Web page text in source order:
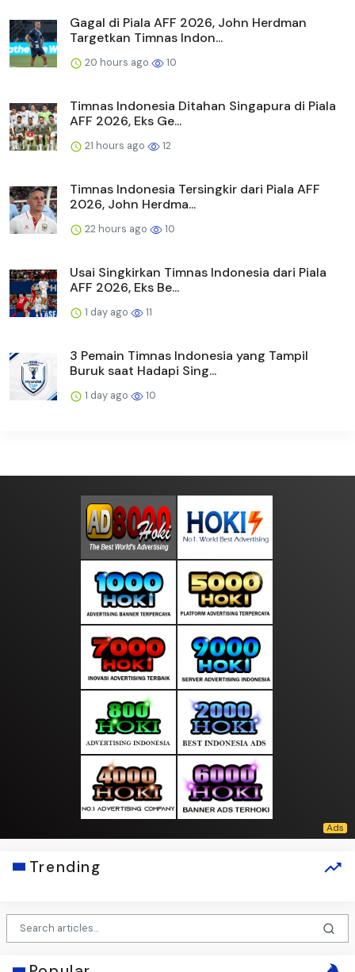
Gagal di Piala AFF 2026, John Herdman
Targetkan Timnas Indon...
20 hours ago 10
Timnas Indonesia Ditahan Singapura di Piala
AFF 2026, Eks Ge...
21 hours ago 12
Timnas Indonesia Tersingkir dari Piala AFF
2026, John Herdma...
22 hours ago 10
Usai Singkirkan Timnas Indonesia dari Piala
AFF 2026, Eks Be...
1 day ago 11
3 Pemain Timnas Indonesia yang Tampil
Buruk saat Hadapi Sing...
1 day ago 10
Trending